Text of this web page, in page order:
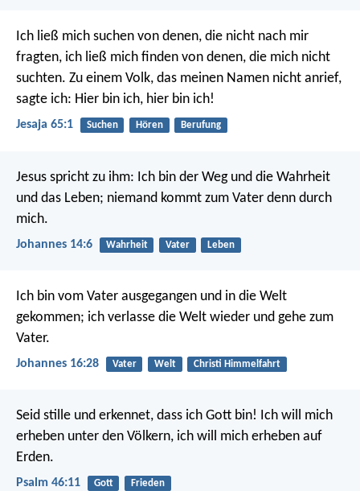
Ich ließ mich suchen von denen, die nicht nach mir
fragten, ich ließ mich finden von denen, die mich nicht
suchten. Zu einem Volk, das meinen Namen nicht anrief,
sagte ich: Hier bin ich, hier bin ich!
Jesaja 65:1 Suchen Hören Berufung
Jesus spricht zu ihm: Ich bin der Weg und die Wahrheit
und das Leben; niemand kommt zum Vater denn durch
mich.
Johannes 14:6 Wahrheit Vater Leben
Ich bin vom Vater ausgegangen und in die Welt
gekommen; ich verlasse die Welt wieder und gehe zum
Vater.
Johannes 16:28 Vater Welt Christi Himmelfahrt
Seid stille und erkennet, dass ich Gott bin! Ich will mich
erheben unter den Völkern, ich will mich erheben auf
Erden.
Psalm 46:11 Gott Frieden